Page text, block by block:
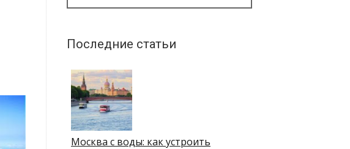
Последние статьи
Москва с воды: как устроить